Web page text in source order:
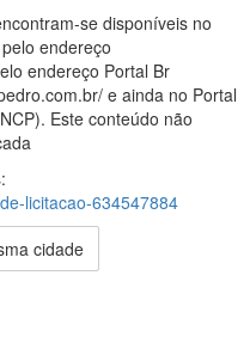
se disponíveis no
endereço
endereço Portal Br
e ainda no Portal
Este conteúdo não
licitacao-634547884
cidade